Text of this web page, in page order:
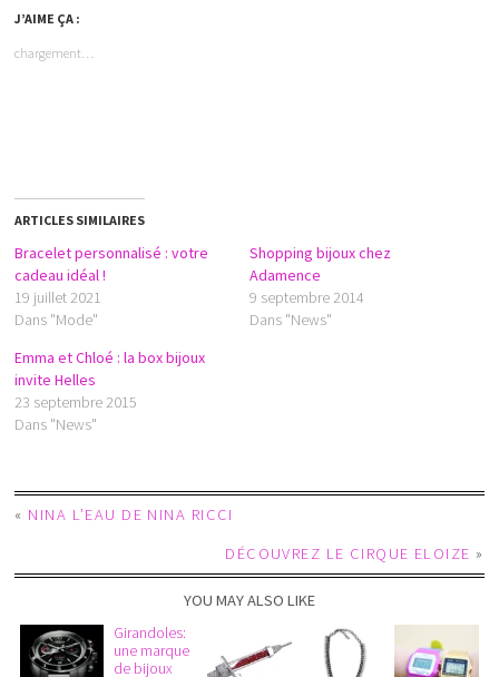
J’AIME ÇA :
chargement…
ARTICLES SIMILAIRES
Bracelet personnalisé : votre
cadeau idéal !
19 juillet 2021
Dans "Mode"
Shopping bijoux chez
Adamence
9 septembre 2014
Dans "News"
Emma et Chloé : la box bijoux
invite Helles
23 septembre 2015
Dans "News"
« NINA L’EAU DE NINA RICCI
DÉCOUVREZ LE CIRQUE ELOIZE »
YOU MAY ALSO LIKE
Girandoles:
une marque
de bijoux